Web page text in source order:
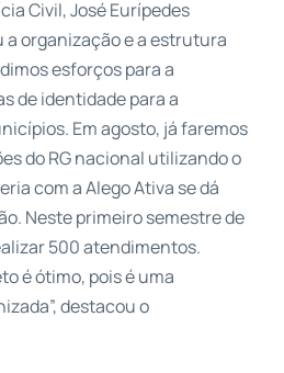
Civil, José Eurípedes
organização e a estrutura
esforços para a
de identidade para a
Em agosto, já faremos
do RG nacional utilizando o
com a Alego Ativa se dá
Neste primeiro semestre de
500 atendimentos.
é ótimo, pois é uma
destacou o